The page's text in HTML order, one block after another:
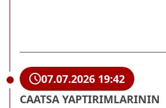
07.07.2026 19:42
CAATSA YAPTIRIMLARININ